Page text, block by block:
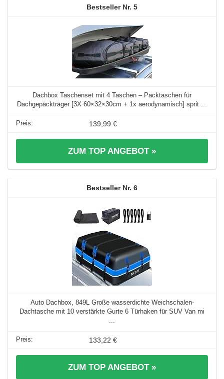
5
Dachbox Taschenset mit 4 Taschen – Packtaschen für
Dachgepäckträger [3X 60×32×30cm + 1x aerodynamisch] sprit ...
139,99 €
ZUM TOP ANGEBOT »
6
Auto Dachbox, 849L Große wasserdichte Weichschalen-
Dachtasche mit 10 verstärkte Gurte 6 Türhaken für SUV Van mi
133,22 €
ZUM TOP ANGEBOT »